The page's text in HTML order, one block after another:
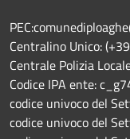
Centralino Unico:
Centrale Polizia
Codice IPA ente:
codice univoco del
codice univoco del